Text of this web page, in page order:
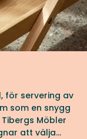
för servering av
som en snygg
Möbler
att välja